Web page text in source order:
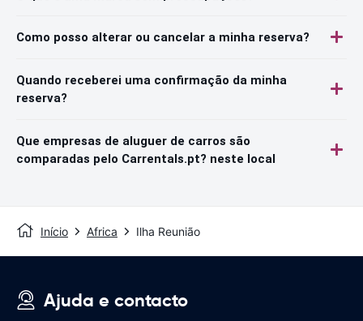
Como posso alterar ou cancelar a minha reserva?
Quando receberei uma confirmação da minha
reserva?
Que empresas de aluguer de carros são
comparadas pelo Carrentals.pt? neste local
Início Africa Ilha Reunião
Ajuda e contacto